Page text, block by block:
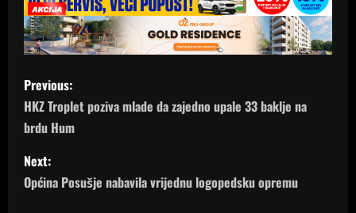
P
o
s
t
Previous:
HKZ Troplet poziva mlade da zajedno upale 33 baklje na
brdu Hum
Next:
Općina Posušje nabavila vrijednu logopedsku opremu